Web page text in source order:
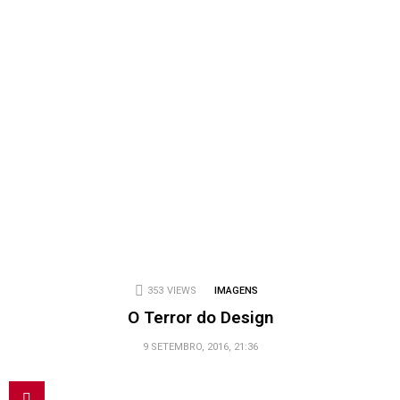
353 VIEWS IMAGENS
O Terror do Design
9 SETEMBRO, 2016, 21:36